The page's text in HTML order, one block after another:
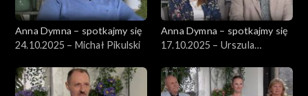
Anna Dymna – spotkajmy się
24.10.2025 – Michał Pikulski
Anna Dymna – spotkajmy się
17.10.2025 – Urszula